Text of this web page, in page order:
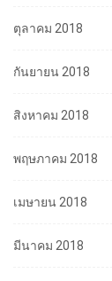
ตุลาคม 2018
กันยายน 2018
สิงหาคม 2018
พฤษภาคม 2018
เมษายน 2018
มีนาคม 2018